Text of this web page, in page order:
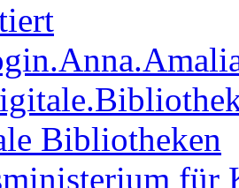
Bibliotheken
für